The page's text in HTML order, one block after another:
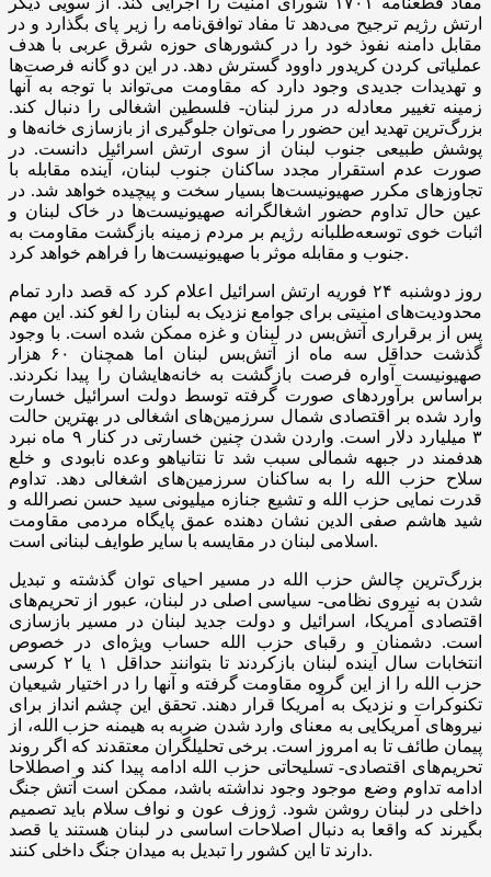
ارتش رژیم ترجیح می‌دهد تا مفاد توافق‌نامه را زیر پای بگذارد و در
مقابل دامنه نفوذ خود را در کشورهای حوزه شرق عربی با هدف
عملیاتی کردن کریدور داوود گسترش دهد. در این دو گانه فرصت‌ها
و تهدیدات جدیدی وجود دارد که مقاومت می‌تواند با توجه به آنها
زمینه تغییر معادله در مرز لبنان- فلسطین اشغالی را دنبال کند.
بزرگ‌ترین تهدید این حضور را می‌توان جلوگیری از بازسازی خانه‌ها و
پوشش طبیعی جنوب لبنان از سوی ارتش اسرائیل دانست. در
صورت عدم استقرار مجدد ساکنان جنوب لبنان، آینده مقابله با
تجاوزهای مکرر صهیونیست‌ها بسیار سخت و پیچیده خواهد شد. در
عین حال تداوم حضور اشغالگرانه صهیونیست‌ها در خاک لبنان و
اثبات خوی توسعه‌طلبانه رژیم بر مردم زمینه بازگشت مقاومت به
جنوب و مقابله موثر با صهیونیست‌ها را فراهم خواهد کرد.
روز دوشنبه ۲۴ فوریه ارتش اسرائیل اعلام کرد که قصد دارد تمام
محدودیت‌های امنیتی برای جوامع نزدیک به لبنان را لغو کند. این مهم
پس از برقراری آتش‌بس در لبنان و غزه ممکن شده است. با وجود
گذشت حداقل سه ماه از آتش‌بس لبنان اما همچنان ۶۰ هزار
صهیونیست آواره فرصت بازگشت به خانه‌هایشان را پیدا نکردند.
براساس برآوردهای صورت گرفته توسط دولت اسرائیل خسارت
وارد شده بر اقتصادی شمال سرزمین‌های اشغالی در بهترین حالت
۳ میلیارد دلار است. واردن شدن چنین خسارتی در کنار ۹ ماه نبرد
هدفمند در جبهه شمالی سبب شد تا نتانیاهو وعده نابودی و خلع
سلاح حزب الله را به ساکنان سرزمین‌های اشغالی دهد. تداوم
قدرت نمایی حزب الله و تشیع جنازه میلیونی سید حسن نصرالله و
شید هاشم صفی الدین نشان دهنده عمق پایگاه مردمی مقاومت
اسلامی لبنان در مقایسه با سایر طوایف لبنانی است.
بزرگ‌ترین چالش حزب الله در مسیر احیای توان گذشته و تبدیل
شدن به نیروی نظامی- سیاسی اصلی در لبنان، عبور از تحریم‌های
اقتصادی آمریکا، اسرائیل و دولت جدید لبنان در مسیر بازسازی
است. دشمنان و رقبای حزب الله حساب ویژه‌ای در خصوص
انتخابات سال آینده لبنان بازکردند تا بتوانند حداقل ۱ یا ۲ کرسی
حزب الله را از این گروه مقاومت گرفته و آنها را در اختیار شیعیان
تکنوکرات و نزدیک به آمریکا قرار دهند. تحقق این چشم انداز برای
نیروهای آمریکایی به معنای وارد شدن ضربه به هیمنه حزب الله، از
پیمان طائف تا به امروز است. برخی تحلیلگران معتقدند که اگر روند
تحریم‌های اقتصادی- تسلیحاتی حزب الله ادامه پیدا کند و اصطلاحا
ادامه تداوم وضع موجود وجود نداشته باشد، ممکن است آتش جنگ
داخلی در لبنان روشن شود. ژوزف عون و نواف سلام باید تصمیم
بگیرند که واقعا به دنبال اصلاحات اساسی در لبنان هستند یا قصد
دارند تا این کشور را تبدیل به میدان جنگ داخلی کنند.